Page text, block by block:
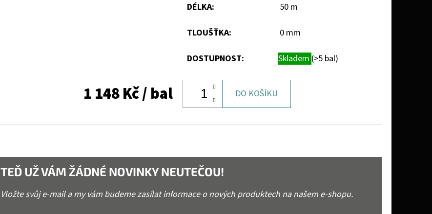
DÉLKA: 50 m
TLOUŠŤKA: 0 mm
DOSTUPNOST: Skladem (>5 bal)
1 148 Kč/ bal DO KOŠÍKU
TEĎ UŽ VÁM ŽÁDNÉ NOVINKY NEUTEČOU!
Vložte svůj e-mail a my vám budeme zasílat informace o nových produktech na našem e-shopu.